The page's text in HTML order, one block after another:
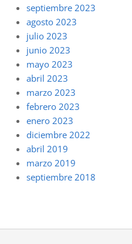
septiembre 2023
agosto 2023
julio 2023
junio 2023
mayo 2023
abril 2023
marzo 2023
febrero 2023
enero 2023
diciembre 2022
abril 2019
marzo 2019
septiembre 2018